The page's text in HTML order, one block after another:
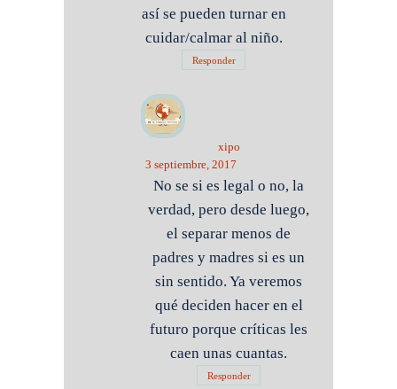
así se pueden turnar en
cuidar/calmar al niño.
Responder
xipo
3 septiembre, 2017
No se si es legal o no, la
verdad, pero desde luego,
el separar menos de
padres y madres si es un
sin sentido. Ya veremos
qué deciden hacer en el
futuro porque críticas les
caen unas cuantas.
Responder